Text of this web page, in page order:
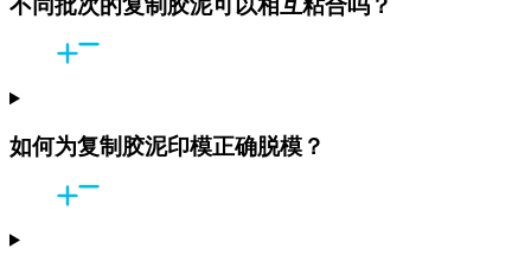
如何为复制胶泥印模正确脱模？